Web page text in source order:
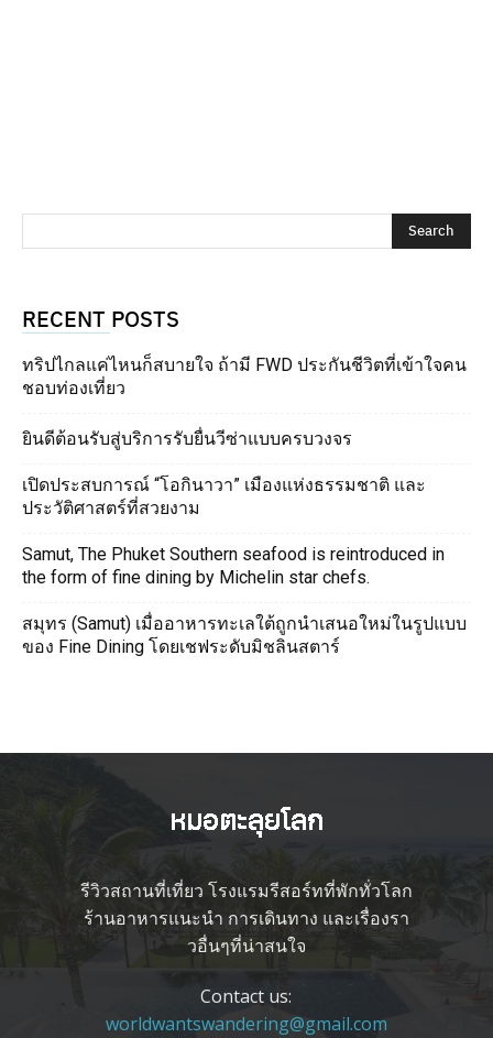
RECENT POSTS
ทริปไกลแค่ไหนก็สบายใจ ถ้ามี FWD ประกันชีวิตที่เข้าใจคน
ชอบท่องเที่ยว
ยินดีต้อนรับสู่บริการรับยื่นวีซ่าแบบครบวงจร
เปิดประสบการณ์ “โอกินาวา” เมืองแห่งธรรมชาติ และ
ประวัติศาสตร์ที่สวยงาม
Samut, The Phuket Southern seafood is reintroduced in
the form of fine dining by Michelin star chefs.
สมุทร (Samut) เมื่ออาหารทะเลใต้ถูกนำเสนอใหม่ในรูปแบบ
ของ Fine Dining โดยเชฟระดับมิชลินสตาร์
รีวิวสถานที่เที่ยว โรงแรมรีสอร์ทที่พักทั่วโลก
ร้านอาหารแนะนำ การเดินทาง และเรื่องรา
วอื่นๆที่น่าสนใจ
Contact us:
worldwantswandering@gmail.com